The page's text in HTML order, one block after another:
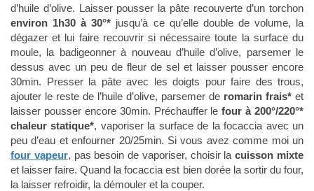
d’huile d’olive. Laisser pousser la pâte recouverte d’un torchon
environ 1h30 à 30°* jusqu’à ce qu’elle double de volume, la
dégazer et lui faire recouvrir si nécessaire toute la surface du
moule, la badigeonner à nouveau d’huile d’olive, parsemer le
dessus avec un peu de fleur de sel et laisser pousser encore
30min. Presser la pâte avec les doigts pour faire des trous,
ajouter le reste de l’huile d’olive, parsemer de romarin frais* et
laisser pousser encore 30min. Préchauffer lefour à 200°/220°*
chaleur statique*, vaporiser la surface de la focaccia avec un
peu d’eau et enfourner 20/25min. Si vous avez comme moi un
four vapeur, pas besoin de vaporiser, choisir lacuisson mixte
et laisser faire. Quand la focaccia est bien dorée la sortir du four,
la laisser refroidir, la démouler et la couper.